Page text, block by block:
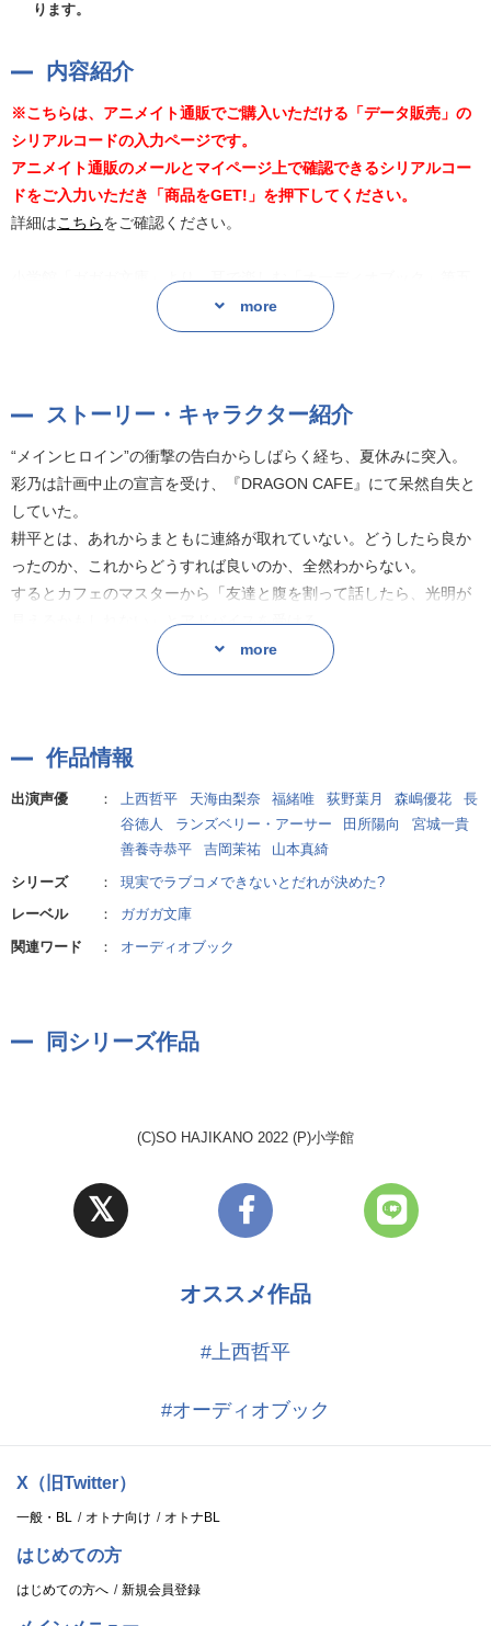
ります。
内容紹介
※こちらは、アニメイト通販でご購入いただける「データ販売」の
シリアルコードの入力ページです。
アニメイト通販のメールとマイページ上で確認できるシリアルコー
ドをご入力いただき「商品をGET!」を押下してください。
詳細はこちらをご確認ください。
小学館「ガガガ文庫」より、耳で楽しむ「オーディオブック」第五
特典として、朗読を担当する上西哲平さん、天海由梨奈さん、福緒
“メインヒロイン”の衝撃の告白からしばらく経ち、夏休みに突入。
していた。
耕平とは、あれからまともに連絡が取れていない。どうしたら良か
ったのか、これからどうすれば良いのか、全然わからない。
するとカフェのマスターから「友達と腹を割って話したら、光明が
見えるかもしれない」とアドバイスを受ける。
真っ先に思い浮かんだのは、二人の“ヒロイン”だったーー。
大人気の『実現するラブコメ』第5弾! ラブコメのない、静かな夏
more
ストーリー・キャラクター紹介
“メインヒロイン”の衝撃の告白からしばらく経ち、夏休みに突入。
彩乃は計画中止の宣言を受け、『DRAGON CAFE』にて呆然自失と
していた。
耕平とは、あれからまともに連絡が取れていない。どうしたら良か
ったのか、これからどうすれば良いのか、全然わからない。
するとカフェのマスターから「友達と腹を割って話したら、光明が
見えるかもしれない」とアドバイスを受ける。
真っ先に思い浮かんだのは、二人の“ヒロイン”だったーー。
大人気の『実現するラブコメ』第5弾! ラブコメのない、静かな夏
作者:初鹿野創
more
作品情報
出演声優 ： 上西哲平 天海由梨奈 福緒唯 荻野葉月 森嶋優花
長
谷徳人
ランズベリー・アーサー 田所陽向
宮城一貴
善養寺恭平
吉岡茉祐
山本真綺
シリーズ
：
現実でラブコメできないとだれが決めた?
レーベル
：
ガガガ文庫
関連ワード
： オーディオブック
同シリーズ作品
(C)SO HAJIKANO 2022 (P)小学館
オススメ作品
#上西哲平
#オーディオブック
X（旧Twitter）
一般・BL オトナ向け オトナBL
はじめての方
はじめての方へ 新規会員登録